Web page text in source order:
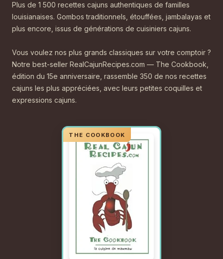
Plus de 1 500 recettes cajuns authentiques de familles
louisianaises. Gombos traditionnels, étouffées, jambalayas et
plus encore, issus de générations de cuisiniers cajuns.
Vous voulez nos plus grands classiques sur votre comptoir ?
Notre best-seller RealCajunRecipes.com — The Cookbook,
édition du 15e anniversaire, rassemble 350 de nos recettes
cajuns les plus appréciées, avec leurs petites coquilles et
expressions cajuns.